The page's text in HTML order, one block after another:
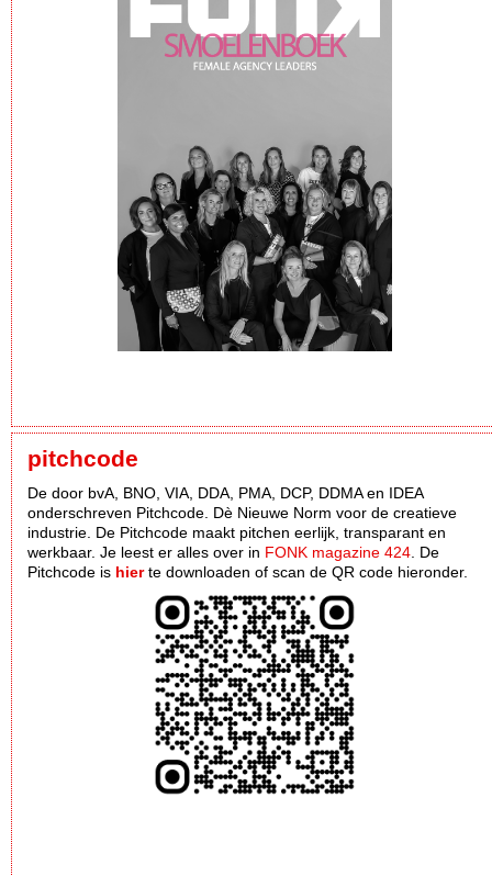
pitchcode
De door bvA, BNO, VIA, DDA, PMA, DCP, DDMA en IDEA
onderschreven Pitchcode. Dè Nieuwe Norm voor de creatieve
industrie. De Pitchcode maakt pitchen eerlijk, transparant en
werkbaar. Je leest er alles over in FONK magazine 424 . De
Pitchcode is hierte downloaden of scan de QR code hieronder.